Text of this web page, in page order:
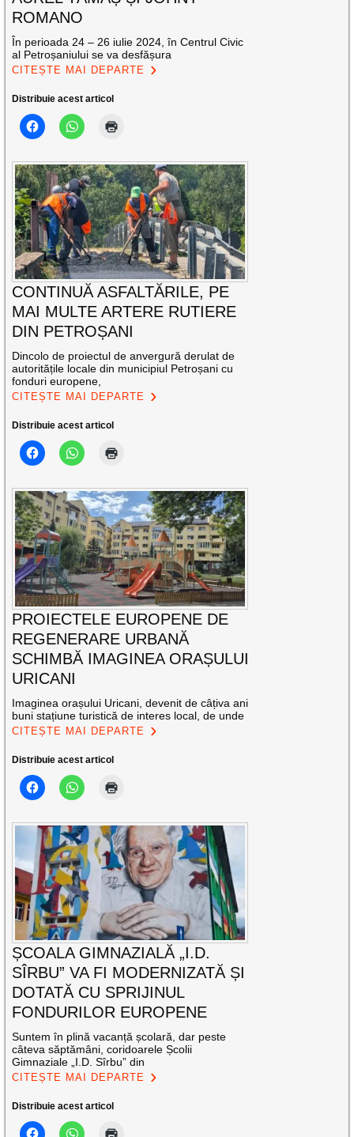
ROMANO
În perioada 24 – 26 iulie 2024, în Centrul Civic
al Petroșaniului se va desfășura
CITEȘTE MAI DEPARTE
Distribuie acest articol
CONTINUĂ ASFALTĂRILE, PE
MAI MULTE ARTERE RUTIERE
DIN PETROȘANI
Dincolo de proiectul de anvergură derulat de
autoritățile locale din municipiul Petroșani cu
fonduri europene,
CITEȘTE MAI DEPARTE
Distribuie acest articol
PROIECTELE EUROPENE DE
REGENERARE URBANĂ
SCHIMBĂ IMAGINEA ORAȘULUI
URICANI
Imaginea orașului Uricani, devenit de câțiva ani
buni stațiune turistică de interes local, de unde
CITEȘTE MAI DEPARTE
Distribuie acest articol
ȘCOALA GIMNAZIALĂ „I.D.
SÎRBU” VA FI MODERNIZATĂ ȘI
DOTATĂ CU SPRIJINUL
FONDURILOR EUROPENE
Suntem în plină vacanță școlară, dar peste
câteva săptămâni, coridoarele Școlii
Gimnaziale „I.D. Sîrbu” din
CITEȘTE MAI DEPARTE
Distribuie acest articol